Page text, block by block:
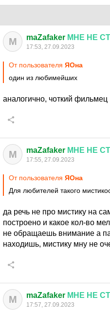
M maZafaker МНЕ НЕ
17:53, 27.09.2023
От пользователя ЯОна
один из любимейших
аналогично, чоткий фильмец
M maZafaker МНЕ НЕ
17:55, 27.09.2023
От пользователя ЯОна
Для любителей такого
да речь не про мистику на
построено и какое кол-во
не обращаешь внимание а
находишь, мистику мну не
M maZafaker МНЕ НЕ
17:57, 27.09.2023